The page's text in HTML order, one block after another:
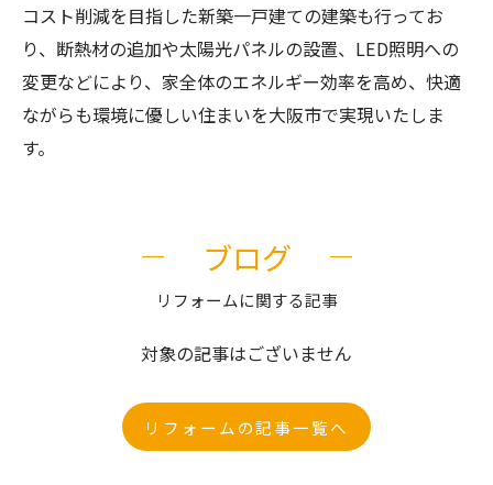
コスト削減を目指した新築一戸建ての建築も行ってお
り、断熱材の追加や太陽光パネルの設置、LED照明への
変更などにより、家全体のエネルギー効率を高め、快適
ながらも環境に優しい住まいを大阪市で実現いたしま
す。
ブログ
リフォームに関する記事
対象の記事はございません
リフォームの記事一覧へ